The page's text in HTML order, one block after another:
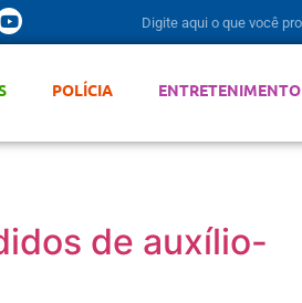
POLÍCIA ENTRETENIMENTO
de auxílio-